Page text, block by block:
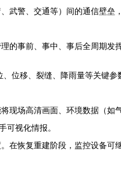
警、交通等）间的通信壁垒
的事前、事中、事后全周期发
位移、裂缝、降雨量等关键
现场高清画面、环境数据（
可视化情报。
在恢复重建阶段，监控设备可